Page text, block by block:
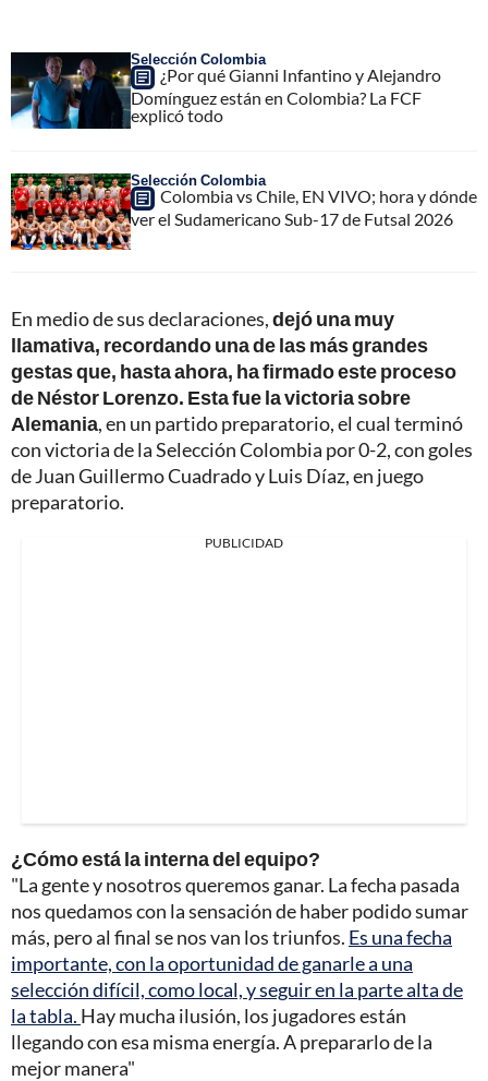
Selección Colombia
¿Por qué Gianni Infantino y Alejandro
Domínguez están en Colombia? La FCF
explicó todo
Selección Colombia
Colombia vs Chile, EN VIVO; hora y dónde
ver el Sudamericano Sub-17 de Futsal 2026
En medio de sus declaraciones,dejó una muy
llamativa, recordando una de las más grandes
gestas que, hasta ahora, ha firmado este proceso
de Néstor Lorenzo. Esta fue la victoria sobre
Alemania, en un partido preparatorio, el cual terminó
con victoria de la Selección Colombia por 0-2, con goles
de Juan Guillermo Cuadrado y Luis Díaz, en juego
preparatorio.
PUBLICIDAD
¿Cómo está la interna del equipo?
"La gente y nosotros queremos ganar. La fecha pasada
nos quedamos con la sensación de haber podido sumar
más, pero al final se nos van los triunfos. Es una fecha
importante, con la oportunidad de ganarle a una
selección difícil, como local, y seguir en la parte alta de
la tabla. Hay mucha ilusión, los jugadores están
llegando con esa misma energía. A prepararlo de la
mejor manera"